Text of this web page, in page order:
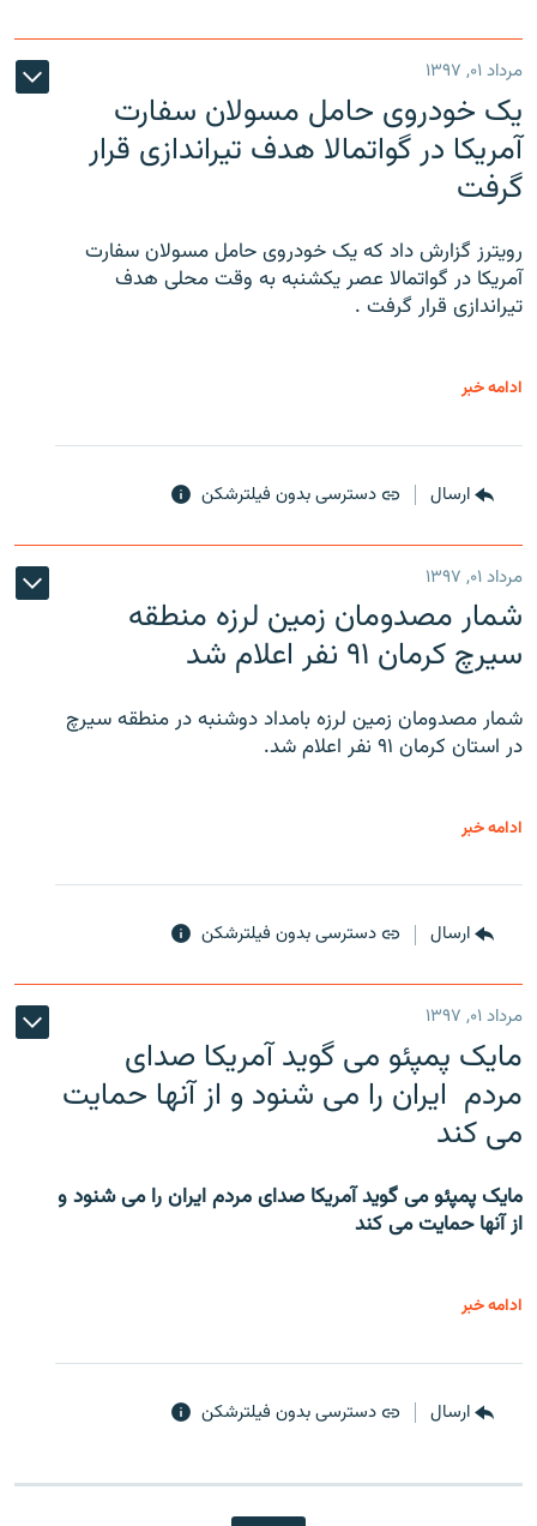
مرداد ۰۱, ۱۳۹۷
یک خودروی حامل مسولان سفارت
آمریکا در گواتمالا هدف تیراندازی قرار
گرفت
رویترز گزارش داد که یک خودروی حامل مسولان سفارت
آمریکا در گواتمالا عصر یکشنبه به وقت محلی هدف
تیراندازی قرار گرفت .
ادامه خبر
ارسال دسترسی بدون فیلترشکن
مرداد ۰۱, ۱۳۹۷
شمار مصدومان زمین لرزه منطقه
سیرچ کرمان ۹۱ نفر اعلام شد
شمار مصدومان زمین لرزه بامداد دوشنبه در منطقه سیرچ
در استان کرمان ۹۱ نفر اعلام شد.
ادامه خبر
ارسال دسترسی بدون فیلترشکن
مرداد ۰۱, ۱۳۹۷
مایک پمپئو می گوید آمریکا صدای
مردم ایران را می شنود و از آنها حمایت
می کند
مایک پمپئو می گوید آمریکا صدای مردم ایران را می شنود و
از آنها حمایت می کند
ادامه خبر
ارسال دسترسی بدون فیلترشکن